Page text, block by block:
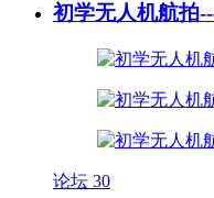
初学无人机航拍
论坛 30